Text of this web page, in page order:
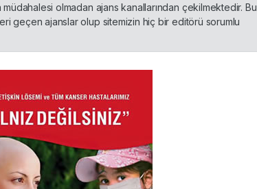
olmadan ajans kanallarından çekilmektedir. Bu
geçen ajanslar olup sitemizin hiç bir editörü sorumlu